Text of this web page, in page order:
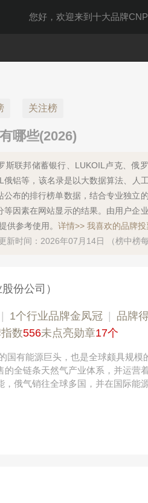
您好，欢迎来到十大品牌
关注榜
哪些(2026)
斯联邦储蓄银行、LUKOIL卢克、俄
铝等，该名录是以大数据算法、人
布的排行榜单数据，结合专业独立
因素在网站显示的结果。由用户企
供参考使用。 详情>> 我喜欢的品牌投
新时间：2026年07月14日 （榜中榜每
份公司）
1个行业品牌金凤冠
品牌
数556未点亮勋章17个
国有能源巨头，也是‌全球颇具规模
全链条天然气产业体系，并运营
俄气销往全球多国，并在国际能